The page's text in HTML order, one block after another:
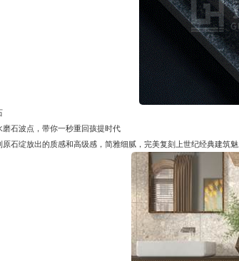
磨石波点，带你一秒重回孩提时代
原石绽放出的质感和高级感，简雅细腻，完美复刻上世纪经典建筑魅